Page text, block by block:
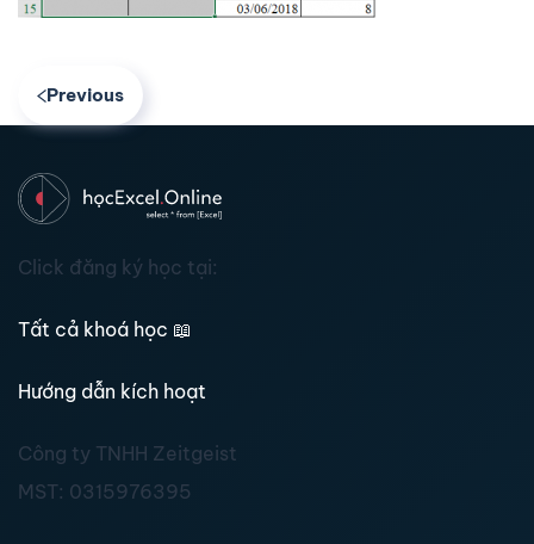
Previous
Click đăng ký học tại:
Tất cả khoá học 📖
Hướng dẫn kích hoạt
Công ty TNHH Zeitgeist
MST: 0315976395